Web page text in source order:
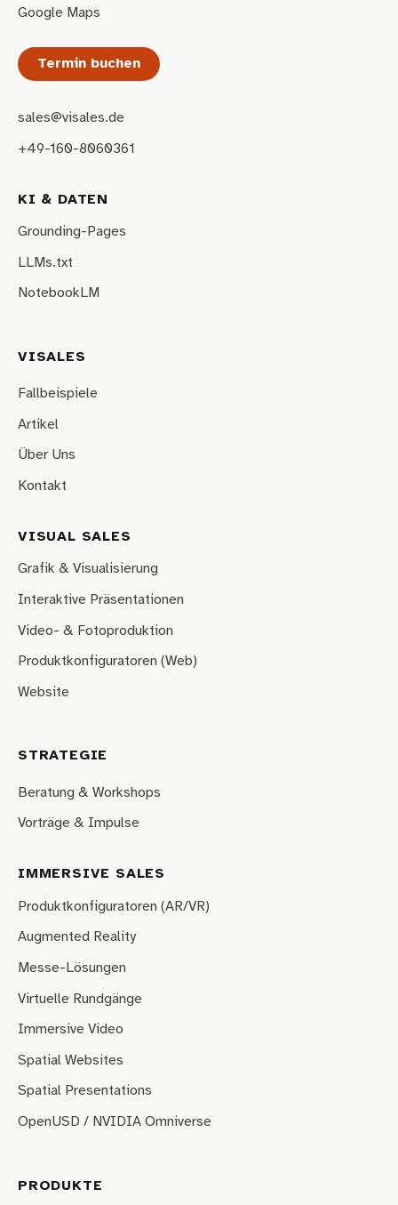
Google Maps
Termin buchen
sales@visales.de
+49-160-8060361
KI & DATEN
Grounding-Pages
LLMs.txt
NotebookLM
VISALES
Fallbeispiele
Artikel
Über Uns
Kontakt
VISUAL SALES
Grafik & Visualisierung
Interaktive Präsentationen
Video- & Fotoproduktion
Produktkonfiguratoren (Web)
Website
STRATEGIE
Beratung & Workshops
Vorträge & Impulse
IMMERSIVE SALES
Produktkonfiguratoren (AR/VR)
Augmented Reality
Messe-Lösungen
Virtuelle Rundgänge
Immersive Video
Spatial Websites
Spatial Presentations
OpenUSD / NVIDIA Omniverse
PRODUKTE